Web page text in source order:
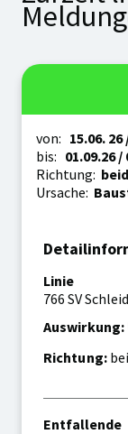
Zeitraum
von: 15.06. 26
bis: 01.09.26/
Richtung:
Ursache:
Linie
766 SV
Auswirkung:
Richtung:
Entfallende